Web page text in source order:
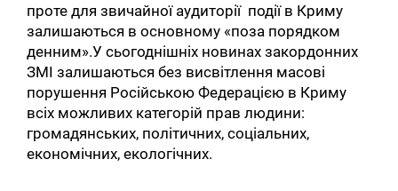
Пошук за запитом:
проте для звичайної аудиторії події в Криму
залишаються в основному «поза порядком
денним».У сьогоднішніх новинах закордонних
ЗМІ залишаються без висвітлення масові
порушення Російською Федерацією в Криму
всіх можливих категорій прав людини:
громадянських, політичних, соціальних,
економічних, екологічних.